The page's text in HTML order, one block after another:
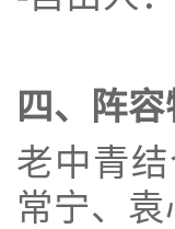
四、阵
老中青
常宁、